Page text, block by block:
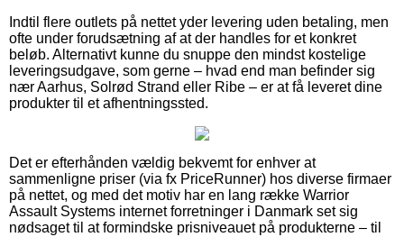
Indtil flere outlets på nettet yder levering uden betaling, men
ofte under forudsætning af at der handles for et konkret
beløb. Alternativt kunne du snuppe den mindst kostelige
leveringsudgave, som gerne – hvad end man befinder sig
nær Aarhus, Solrød Strand eller Ribe – er at få leveret dine
produkter til et afhentningssted.
Det er efterhånden vældig bekvemt for enhver at
sammenligne priser (via fx PriceRunner) hos diverse firmaer
på nettet, og med det motiv har en lang række Warrior
Assault Systems internet forretninger i Danmark set sig
nødsaget til at formindske prisniveauet på produkterne – til